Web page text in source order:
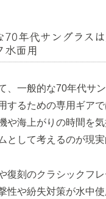
70年代サングラス
水面用
、一般的な70年代サ
するための専用ギアで
や海上がりの時間を
として考えるのが現実
復刻のクラシックフ
性や紛失対策が水中